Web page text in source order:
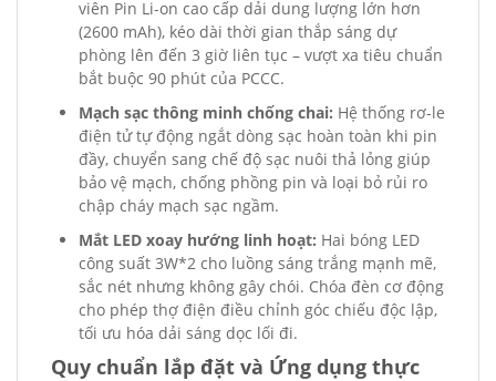
viên Pin Li-on cao cấp dải dung lượng lớn hơn
(2600 mAh), kéo dài thời gian thắp sáng dự
phòng lên đến 3 giờ liên tục – vượt xa tiêu chuẩn
bắt buộc 90 phút của PCCC.
Mạch sạc thông minh chống chai: Hệ thống rơ-le
điện tử tự động ngắt dòng sạc hoàn toàn khi pin
đầy, chuyển sang chế độ sạc nuôi thả lỏng giúp
bảo vệ mạch, chống phồng pin và loại bỏ rủi ro
chập cháy mạch sạc ngầm.
Mắt LED xoay hướng linh hoạt: Hai bóng LED
công suất 3W*2 cho luồng sáng trắng mạnh mẽ,
sắc nét nhưng không gây chói. Chóa đèn cơ động
cho phép thợ điện điều chỉnh góc chiếu độc lập,
tối ưu hóa dải sáng dọc lối đi.
Quy chuẩn lắp đặt và Ứng dụng thực